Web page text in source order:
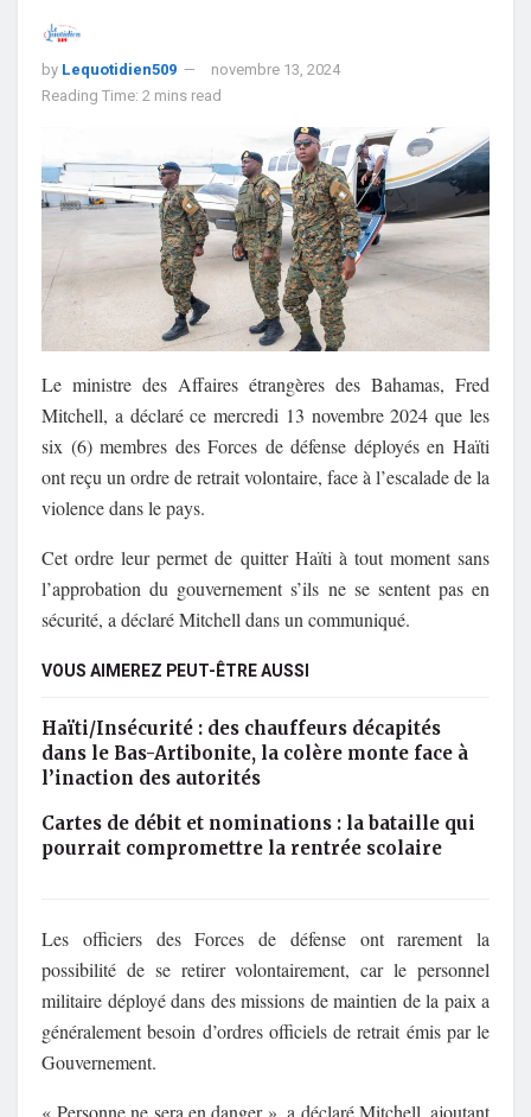
by Lequotidien509
novembre 13, 2024
Reading Time: 2 mins read
Le ministre des Affaires étrangères des Bahamas, Fred
Mitchell, a déclaré ce mercredi 13 novembre 2024 que les
six (6) membres des Forces de défense déployés en Haïti
ont reçu un ordre de retrait volontaire, face à l’escalade de la
violence dans le pays.
Cet ordre leur permet de quitter Haïti à tout moment sans
l’approbation du gouvernement s’ils ne se sentent pas en
sécurité, a déclaré Mitchell dans un communiqué.
VOUS AIMEREZ PEUT-ÊTRE AUSSI
Haïti/Insécurité : des chauffeurs décapités
dans le Bas-Artibonite, la colère monte face à
l’inaction des autorités
Cartes de débit et nominations : la bataille qui
pourrait compromettre la rentrée scolaire
Les officiers des Forces de défense ont rarement la
possibilité de se retirer volontairement, car le personnel
militaire déployé dans des missions de maintien de la paix a
généralement besoin d’ordres officiels de retrait émis par le
Gouvernement.
« Personne ne sera en danger », a déclaré Mitchell, ajoutant